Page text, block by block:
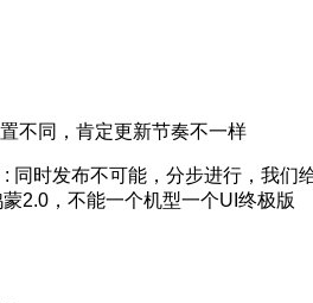
不同，肯定更新节奏不一样
: 同时发布不可能，分步进行，我们
2.0，不能一个机型一个UI终极版